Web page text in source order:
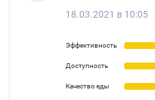
18.03.2021 в 10:05
Эффективность
Доступность
Качество еды